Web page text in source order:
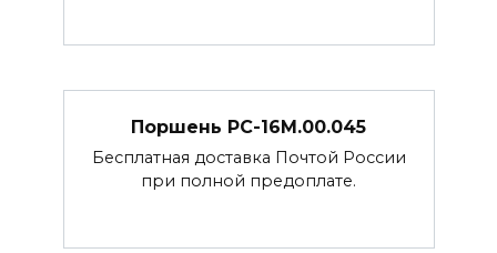
Поршень РС-16М.00.045
Бесплатная доставка Почтой России
при полной предоплате.